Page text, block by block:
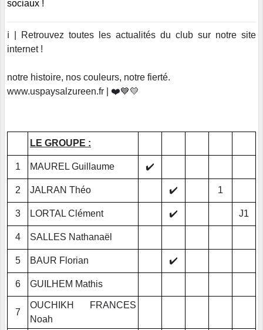
sociaux !
ℹ️ | Retrouvez toutes les actualités du club sur notre site
internet !
notre histoire, nos couleurs, notre fierté.
www.uspaysalzureen.fr | ❤️💙💛
LE GROUPE :
1 MAUREL Guillaume ✔️
2 JALRAN Théo ✔️ 1
3 LORTAL Clément ✔️ J1
4 SALLES Nathanaël
5 BAUR Florian ✔️
6 GUILHEM Mathis
7
OUCHIKH FRANCES
Noah